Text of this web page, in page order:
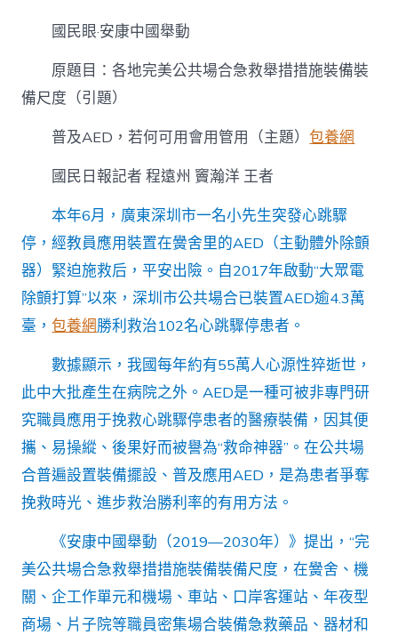
安
康
舉
動
丨
普
AED，
若
何
可
用
會
用
找
包
養
行
情
用〉
中
國民眼·安康中國舉動
原題目：各地完美公共場合急救舉措措施裝備裝
備尺度（引題）
普及AED，若何可用會用管用（主題）包養網
國民日報記者 程遠州 竇瀚洋 王者
本年6月，廣東深圳市一名小先生突發心跳驟
停，經教員應用裝置在黌舍里的AED（主動體外除顫
器）緊迫施救后，平安出險。自2017年啟動“大眾電
除顫打算”以來，深圳市公共場合已裝置AED逾4.3萬
臺，包養網勝利救治102名心跳驟停患者。
數據顯示，我國每年約有55萬人心源性猝逝世，
此中大批產生在病院之外。AED是一種可被非專門研
究職員應用于挽救心跳驟停患者的醫療裝備，因其便
攜、易操縱、後果好而被譽為“救命神器”。在公共場
合普遍設置裝備擺設、普及應用AED，是為患者爭奪
挽救時光、進步救治勝利率的有用方法。
《安康中國舉動（2019—2030年）》提出，“完
美公共場合急救舉措措施裝備裝備尺度，在黌舍、機
關、企工作單元和機場、車站、口岸客運站、年夜型
商場、片子院等職員密集場合裝備急救藥品、器材和